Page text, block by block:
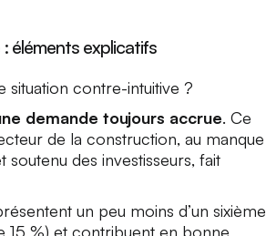
éléments explicatifs
situation contre-intuitive ?
demande toujours accrue. Ce
de la construction, au manque
soutenu des investisseurs, fait
un peu moins d’un sixième
15 %) et contribuent en bonne